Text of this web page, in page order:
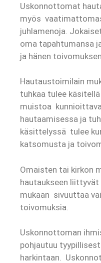
Uskonnottomat
myös
juhlamenoja.
oma tapahtumansa
ja hänen
Hautaustoimilain
tuhkaa tulee
muistoa
hautaamisessa ja
käsittelyssä tulee
katsomusta ja
Omaisten tai kirkon
hautaukseen
mukaan sivuuttaa
toivomuksia.
Uskonnottoman
pohjautuu
harkintaan.